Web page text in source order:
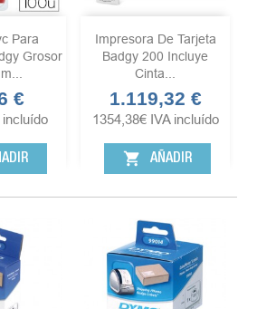
Para
Grosor
€
incluído
Impresora De Tarjeta
Badgy 200 Incluye
Cinta...
Precio
1.119,32 €
1354,38€ IVA incluído
shopping_cart AÑADIR